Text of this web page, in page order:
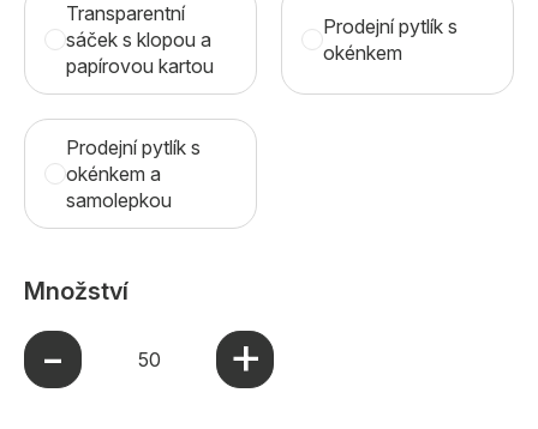
Transparentní
sáček s klopou a
papírovou kartou
Prodejní pytlík s
okénkem
Prodejní pytlík s
okénkem a
samolepkou
Množství
- +